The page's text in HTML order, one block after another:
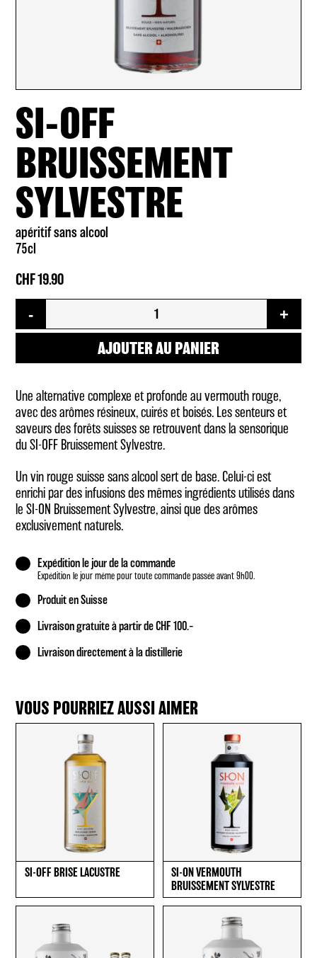
SI-OFF
BRUISSEMENT
SYLVESTRE
CHF19.90
apéritif sans alcool
75cl
-
SI-
+
AJOUTER AU PANIER
Une alternative complexe et profonde au vermouth rouge,
avec des arômes résineux, cuirés et boisés. Les senteurs et
saveurs des forêts suisses se retrouvent dans la sensorique
du SI-OFF Bruissement Sylvestre.
Un vin rouge suisse sans alcool sert de base. Celui-ci est
enrichi par des infusions des mêmes ingrédients utilisés dans
le SI-ON Bruissement Sylvestre, ainsi que des arômes
exclusivement naturels.
Expédition le jour de la commande
Expédition le jour même pour toute commande passée avant 9h00.
Produit en Suisse
Livraison gratuite à partir de CHF 100.–
Livraison directement à la distillerie
VOUS POURRIEZ AUSSI AIMER
SI-OFF BRISE LACUSTRE
SI-ON VERMOUTH
BRUISSEMENT SYLVESTRE